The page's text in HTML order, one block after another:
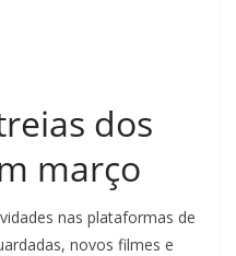
dos
março
nas plataformas de
novos filmes e